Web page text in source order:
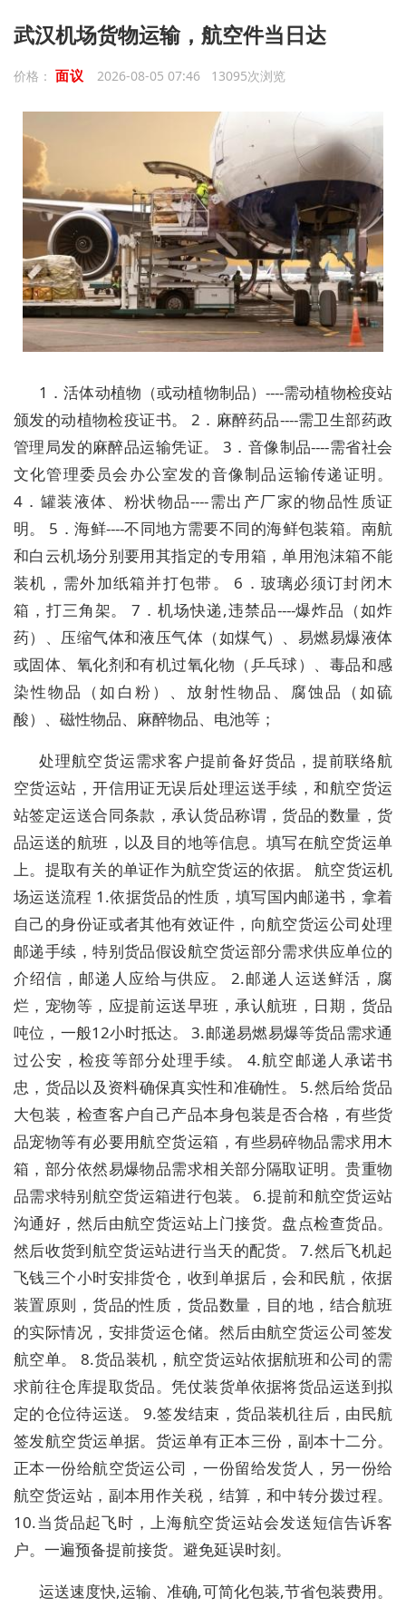
武汉机场货物运输，航空件当日达
价格： 面议 2026-08-05 07:46 13095次浏览
1．活体动植物（或动植物制品）----需动植物检疫站
颁发的动植物检疫证书。 2．麻醉药品----需卫生部药政
管理局发的麻醉品运输凭证。 3．音像制品----需省社会
文化管理委员会办公室发的音像制品运输传递证明。
4．罐装液体、粉状物品----需出产厂家的物品性质证
明。 5．海鲜----不同地方需要不同的海鲜包装箱。南航
和白云机场分别要用其指定的专用箱，单用泡沫箱不能
装机，需外加纸箱并打包带。 6．玻璃必须订封闭木
箱，打三角架。 7．机场快递,违禁品----爆炸品（如炸
药）、压缩气体和液压气体（如煤气）、易燃易爆液体
或固体、氧化剂和有机过氧化物（乒乓球）、毒品和感
染性物品（如白粉）、放射性物品、腐蚀品（如硫
酸）、磁性物品、麻醉物品、电池等；
处理航空货运需求客户提前备好货品，提前联络航
空货运站，开信用证无误后处理运送手续，和航空货运
站签定运送合同条款，承认货品称谓，货品的数量，货
品运送的航班，以及目的地等信息。填写在航空货运单
上。提取有关的单证作为航空货运的依据。 航空货运机
场运送流程 1.依据货品的性质，填写国内邮递书，拿着
自己的身份证或者其他有效证件，向航空货运公司处理
邮递手续，特别货品假设航空货运部分需求供应单位的
介绍信，邮递人应给与供应。 2.邮递人运送鲜活，腐
烂，宠物等，应提前运送早班，承认航班，日期，货品
吨位，一般12小时抵达。 3.邮递易燃易爆等货品需求通
过公安，检疫等部分处理手续。 4.航空邮递人承诺书
忠，货品以及资料确保真实性和准确性。 5.然后给货品
大包装，检查客户自己产品本身包装是否合格，有些货
品宠物等有必要用航空货运箱，有些易碎物品需求用木
箱，部分依然易爆物品需求相关部分隔取证明。贵重物
品需求特别航空货运箱进行包装。 6.提前和航空货运站
沟通好，然后由航空货运站上门接货。盘点检查货品。
然后收货到航空货运站进行当天的配货。 7.然后飞机起
飞钱三个小时安排货仓，收到单据后，会和民航，依据
装置原则，货品的性质，货品数量，目的地，结合航班
的实际情况，安排货运仓储。然后由航空货运公司签发
航空单。 8.货品装机，航空货运站依据航班和公司的需
求前往仓库提取货品。凭仗装货单依据将货品运送到拟
定的仓位待运送。 9.签发结束，货品装机往后，由民航
签发航空货运单据。货运单有正本三份，副本十二分。
正本一份给航空货运公司，一份留给发货人，另一份给
航空货运站，副本用作关税，结算，和中转分拨过程。
10.当货品起飞时，上海航空货运站会发送短信告诉客
户。一遍预备提前接货。避免延误时刻。
运送速度快,运输、准确,可简化包装,节省包装费用。